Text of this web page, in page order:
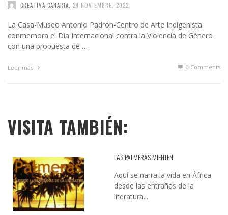
CREATIVA CANARIA 24 NOVIEMBRE, 2022
La Casa-Museo Antonio Padrón-Centro de Arte Indigenista
conmemora el Día Internacional contra la Violencia de Género
con una propuesta de …
Leer más 0 Comments
VISITA TAMBIÉN:
LAS PALMERAS MIENTEN
Aquí se narra la vida en África
desde las entrañas de la
literatura...